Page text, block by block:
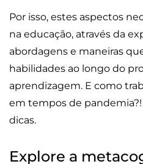
Por isso, estes aspectos
na educação, através da
abordagens e maneiras
habilidades ao longo do
aprendizagem. E como
em tempos de
dicas.
Explore a